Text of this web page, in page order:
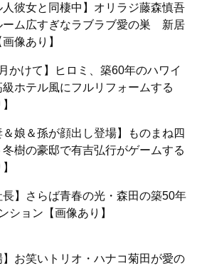
人彼女と同棲中】オリラジ藤森慎吾
ーム広すぎなラブラブ愛の巣 新居
像あり】
かけて】ヒロミ、築60年のハワイ
ホテル風にフルリフォームする
＆娘＆孫が顔出し登場】ものまね四
樹の豪邸で有吉弘行がゲームする
長】さらば青春の光・森田の築50年
ション【画像あり】
】お笑いトリオ・ハナコ菊田が愛の